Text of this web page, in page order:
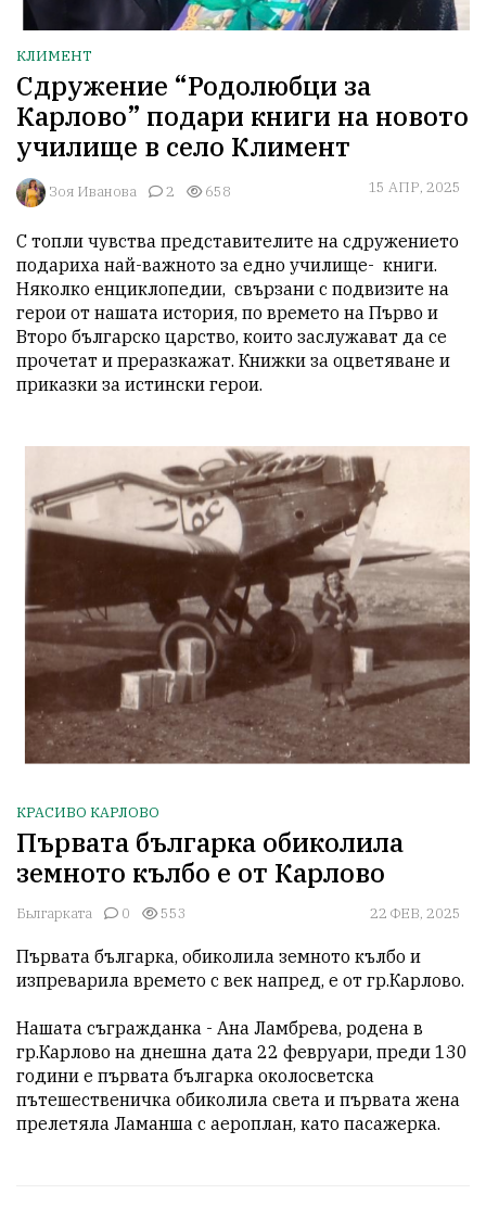
КЛИМЕНТ
Сдружение “Родолюбци за
Карлово” подари книги на новото
училище в село Климент
Зоя Иванова 2 658 15 АПР, 2025
С топли чувства представителите на сдружението
подариха най-важното за едно училище-  книги.
Няколко енциклопедии,  свързани с подвизите на
герои от нашата история, по времето на Първо и
Второ българско царство, които заслужават да се
прочетат и преразкажат. Книжки за оцветяване и
приказки за истински герои.
КРАСИВО КАРЛОВО
Първата българка обиколила
земното кълбо е от Карлово
Бьлгарката 0 553 22 ФЕВ, 2025
Първата българка, обиколила земното кълбо и
изпреварила времето с век напред, е от гр.Карлово.
Нашата съгражданка - Ана Ламбрева, родена в
гр.Карлово на днешна дата 22 февруари, преди 130
години е първата българка околосветска
пътешественичка обиколила света и първата жена
прелетяла Ламанша с аероплан, като пасажерка.